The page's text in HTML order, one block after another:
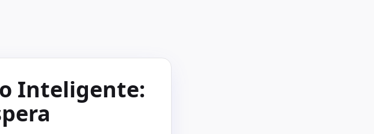
Inteligente: